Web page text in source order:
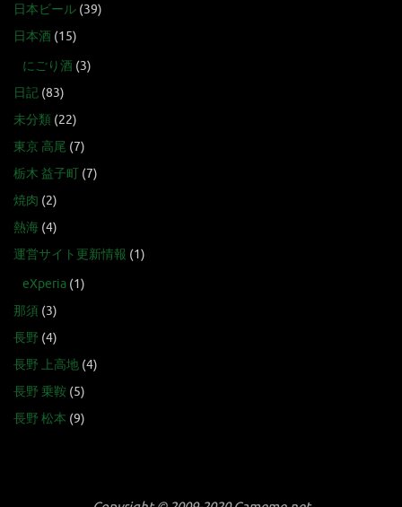
日本ビール (39)
日本酒 (15)
にごり酒 (3)
日記 (83)
未分類 (22)
東京 高尾 (7)
栃木 益子町 (7)
焼肉 (2)
熱海 (4)
運営サイト更新情報 (1)
eXperia (1)
那須 (3)
長野 (4)
長野 上高地 (4)
長野 乗鞍 (5)
長野 松本 (9)